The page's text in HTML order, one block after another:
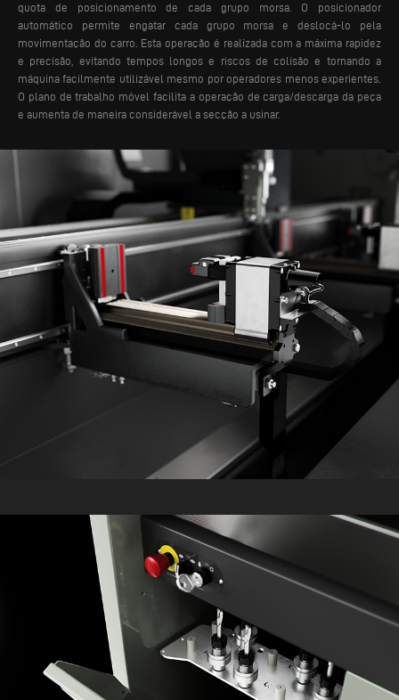
quota de posicionamento de cada grupo morsa. O posicionador
automático permite engatar cada grupo morsa e deslocá-lo pela
movimentação do carro. Esta operação é realizada com a máxima rapidez
e precisão, evitando tempos longos e riscos de colisão e tornando a
máquina facilmente utilizável mesmo por operadores menos experientes.
O plano de trabalho móvel facilita a operação de carga/descarga da peça
e aumenta de maneira considerável a secção a usinar.